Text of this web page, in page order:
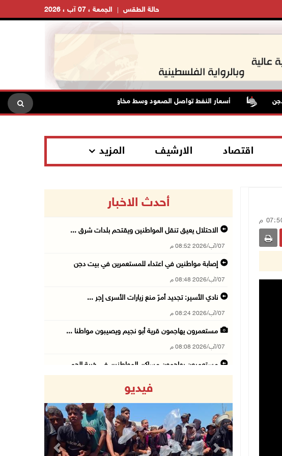
الجمعة ، 07 آب ، 2026 حالة الطقس
أسعار النفط تواصل الصعود وسط مخاوف بشأن مستقبل الملاحة في هرمز
اقتصاد الارشيف المزيد
أحدث الاخبار
الاحتلال يعيق تنقل المواطنين ويقتحم بلدات شرق ...
07/آب/2026 08:52 م
إصابة مواطنين في اعتداء للمستعمرين في بيت دجن
07/آب/2026 08:48 م
نادي الأسير: تجديد أمرَ منع زيارات الأسرى إجر ...
07/آب/2026 08:24 م
مستعمرون يهاجمون قرية أبو نجيم ويصيبون مواطنا ...
07/آب/2026 08:08 م
مستعمرون يهاجمون مساكن المواطنين في خربة الحم ...
07/آب/2026 06:26 م
الرئاسة ترحب بإطلاق السعودية التحالف البحري ا ...
07/آب/2026 06:17 م
فيديو
Previous Next